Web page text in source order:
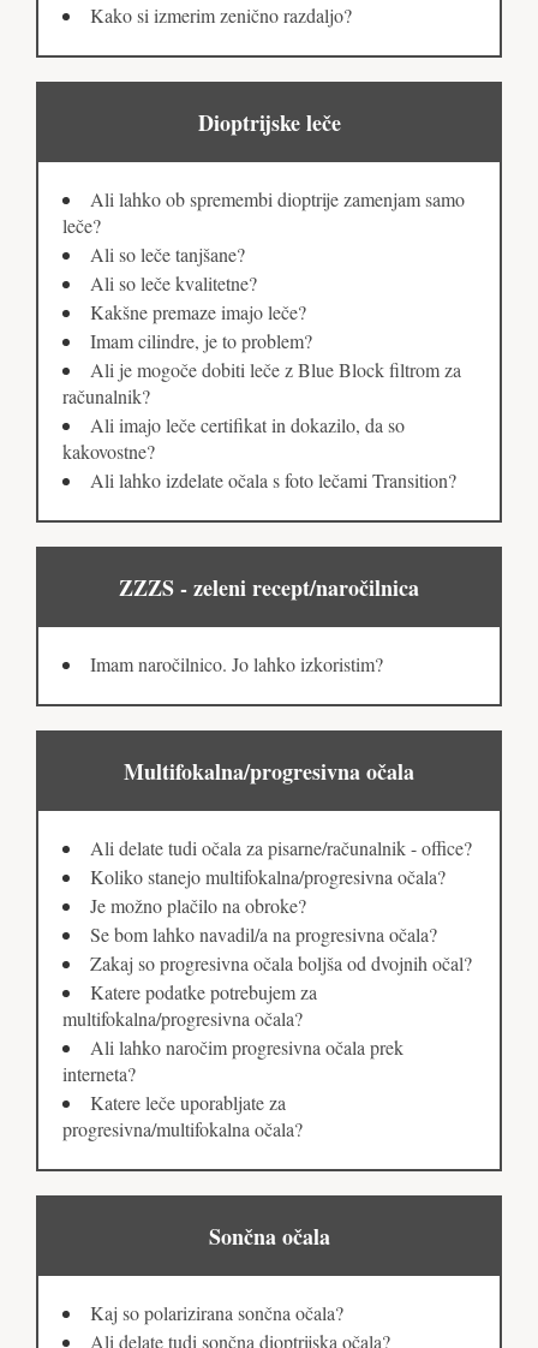
Kako si izmerim zenično razdaljo?
Dioptrijske leče
Ali lahko ob spremembi dioptrije zamenjam samo
leče?
Ali so leče tanjšane?
Ali so leče kvalitetne?
Kakšne premaze imajo leče?
Imam cilindre, je to problem?
Ali je mogoče dobiti leče z Blue Block filtrom za
računalnik?
Ali imajo leče certifikat in dokazilo, da so
kakovostne?
Ali lahko izdelate očala s foto lečami Transition?
ZZZS - zeleni recept/naročilnica
Imam naročilnico. Jo lahko izkoristim?
Multifokalna/progresivna očala
Ali delate tudi očala za pisarne/računalnik - office?
Koliko stanejo multifokalna/progresivna očala?
Je možno plačilo na obroke?
Se bom lahko navadil/a na progresivna očala?
Zakaj so progresivna očala boljša od dvojnih očal?
Katere podatke potrebujem za
multifokalna/progresivna očala?
Ali lahko naročim progresivna očala prek
interneta?
Katere leče uporabljate za
progresivna/multifokalna očala?
Sončna očala
Kaj so polarizirana sončna očala?
Ali delate tudi sončna dioptrijska očala?